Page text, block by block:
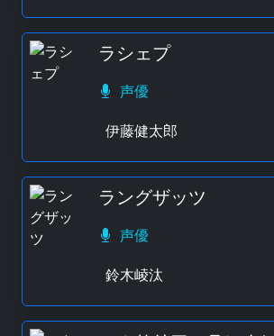
ラシェプ
声優
伊藤健太郎
ラングザッツ
声優
鈴木崚汰